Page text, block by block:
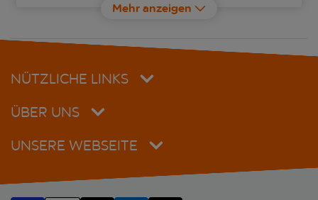
Mehr anzeigen
NÜTZLICHE LINKS
ÜBER UNS
UNSERE WEBSEITE